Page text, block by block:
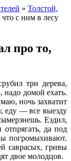
» Толстой,
с ним в лесу
про то,
три дерева,
надо домой ехать.
ночь захватит
еду — все выезду
Ездил,
да под
погромыхивают.
саврасых, гривы
двое молодцов.